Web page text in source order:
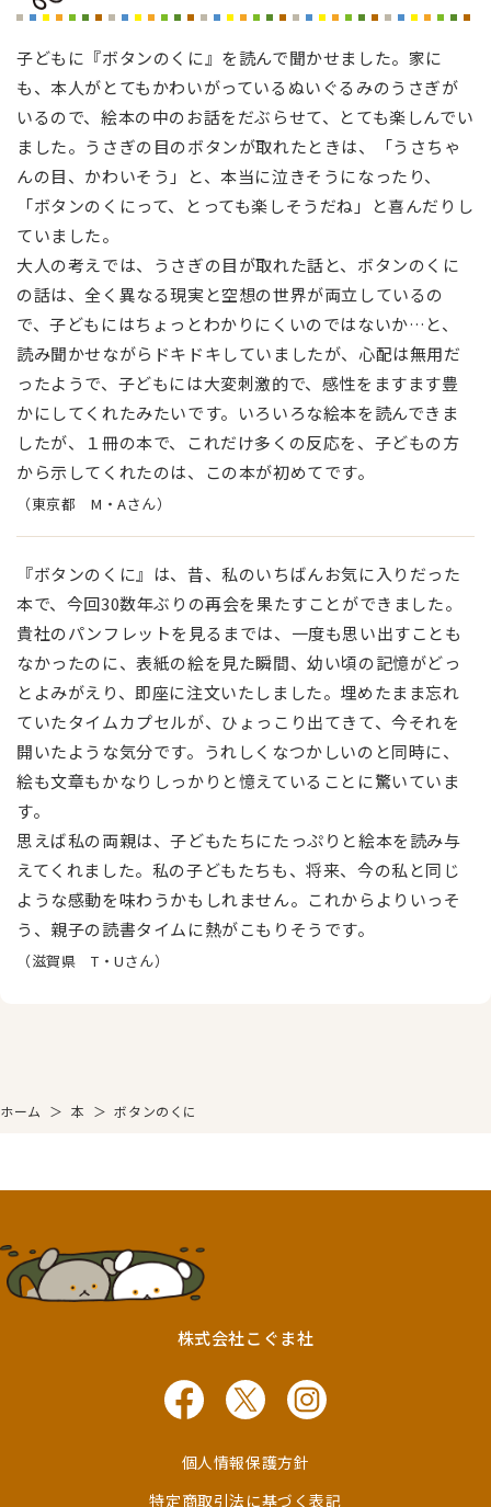
子どもに『ボタンのくに』を読んで聞かせました。家に
も、本人がとてもかわいがっているぬいぐるみのうさぎが
いるので、絵本の中のお話をだぶらせて、とても楽しんでい
ました。うさぎの目のボタンが取れたときは、「うさちゃ
んの目、かわいそう」と、本当に泣きそうになったり、
「ボタンのくにって、とっても楽しそうだね」と喜んだりし
ていました。
大人の考えでは、うさぎの目が取れた話と、ボタンのくに
の話は、全く異なる現実と空想の世界が両立しているの
で、子どもにはちょっとわかりにくいのではないか…と、
読み聞かせながらドキドキしていましたが、心配は無用だ
ったようで、子どもには大変刺激的で、感性をますます豊
かにしてくれたみたいです。いろいろな絵本を読んできま
したが、１冊の本で、これだけ多くの反応を、子どもの方
から示してくれたのは、この本が初めてです。
（東京都 M・Aさん）
『ボタンのくに』は、昔、私のいちばんお気に入りだった
本で、今回30数年ぶりの再会を果たすことができました。
貴社のパンフレットを見るまでは、一度も思い出すことも
なかったのに、表紙の絵を見た瞬間、幼い頃の記憶がどっ
とよみがえり、即座に注文いたしました。埋めたまま忘れ
ていたタイムカプセルが、ひょっこり出てきて、今それを
開いたような気分です。うれしくなつかしいのと同時に、
絵も文章もかなりしっかりと憶えていることに驚いていま
す。
思えば私の両親は、子どもたちにたっぷりと絵本を読み与
えてくれました。私の子どもたちも、将来、今の私と同じ
ような感動を味わうかもしれません。これからよりいっそ
う、親子の読書タイムに熱がこもりそうです。
（滋賀県 T・Uさん）
ホーム ＞ 本 ＞ ボタンのくに
株式会社こぐま社
個人情報保護方針
特定商取引法に基づく表記